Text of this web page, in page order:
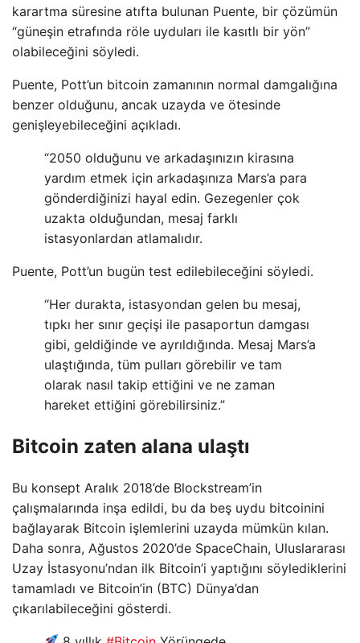
karartma süresine atıfta bulunan Puente, bir çözümün
“güneşin etrafında röle uyduları ile kasıtlı bir yön”
olabileceğini söyledi.
Puente, Pott’un bitcoin zamanının normal damgalığına
benzer olduğunu, ancak uzayda ve ötesinde
genişleyebileceğini açıkladı.
“2050 olduğunu ve arkadaşınızın kirasına
yardım etmek için arkadaşınıza Mars’a para
gönderdiğinizi hayal edin. Gezegenler çok
uzakta olduğundan, mesaj farklı
istasyonlardan atlamalıdır.
Puente, Pott’un bugün test edilebileceğini söyledi.
“Her durakta, istasyondan gelen bu mesaj,
tıpkı her sınır geçişi ile pasaportun damgası
gibi, geldiğinde ve ayrıldığında. Mesaj Mars’a
ulaştığında, tüm pulları görebilir ve tam
olarak nasıl takip ettiğini ve ne zaman
hareket ettiğini görebilirsiniz.”
Bitcoin zaten alana ulaştı
Bu konsept Aralık 2018’de Blockstream’in
çalışmalarında inşa edildi, bu da beş uydu bitcoinini
bağlayarak Bitcoin işlemlerini uzayda mümkün kılan.
Daha sonra, Ağustos 2020’de SpaceChain, Uluslararası
Uzay İstasyonu’ndan ilk Bitcoin’i yaptığını söylediklerini
tamamladı ve Bitcoin’in (BTC) Dünya’dan
çıkarılabileceğini gösterdi.